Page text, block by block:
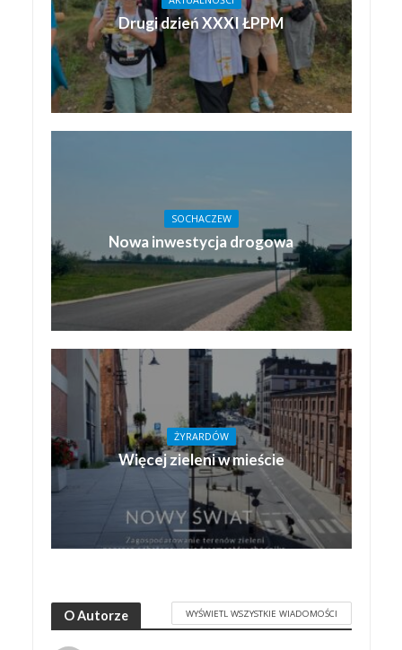
Drugi dzień XXXI ŁPPM
SOCHACZEW
Nowa inwestycja drogowa
ŻYRARDÓW
Więcej zieleni w mieście
O Autorze WYŚWIETL WSZYSTKIE WIADOMOŚCI